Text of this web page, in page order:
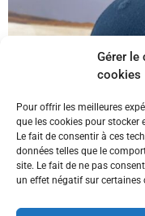
Gérer le
cookies
Pour offrir les meilleures
que les cookies pour
Le fait de consentir à ces
données telles que le
site. Le fait de ne pas
un effet négatif sur